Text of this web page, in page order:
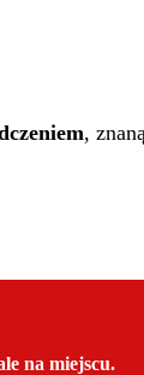
,
na miejscu.